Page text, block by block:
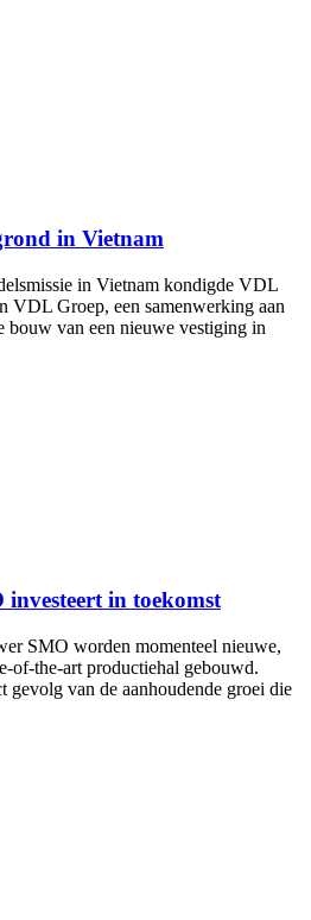
in Vietnam
in Vietnam kondigde VDL
VDL Groep, een samenwerking aan
bouw van een nieuwe vestiging in
in toekomst
SMO worden momenteel nieuwe,
of-the-art productiehal gebouwd.
gevolg van de aanhoudende groei die